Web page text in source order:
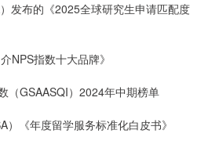
发布的《2025全球研究生申请匹配度
NPS指数十大品牌》
（GSAASQI）2024年中期榜单
《年度留学服务标准化白皮书》